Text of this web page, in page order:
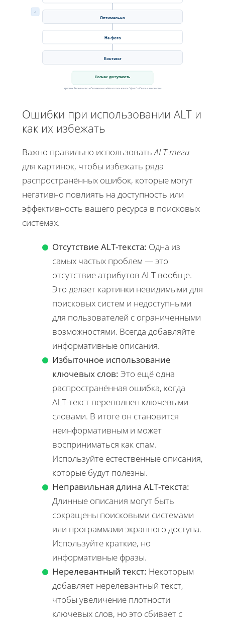
Оптимально
Не фото
Контекст
✓
Польза: доступность
Кратко • Релевантно • Оптимально • Не использовать "фото" • Связь с контентом
Ошибки при использовании ALT и
как их избежать
Важно правильно использоватьALT-теги
для картинок, чтобы избежать ряда
распространённых ошибок, которые могут
негативно повлиять на доступность или
эффективность вашего ресурса в поисковых
системах.
Отсутствие ALT-текста: Одна из
самых частых проблем — это
отсутствие атрибутов ALT вообще.
Это делает картинки невидимыми для
поисковых систем и недоступными
для пользователей с ограниченными
возможностями. Всегда добавляйте
информативные описания.
Избыточное использование
ключевых слов: Это ещё одна
распространённая ошибка, когда
ALT-текст переполнен ключевыми
словами. В итоге он становится
неинформативным и может
восприниматься как спам.
Используйте естественные описания,
которые будут полезны.
Неправильная длина ALT-текста:
Длинные описания могут быть
сокращены поисковыми системами
или программами экранного доступа.
Используйте краткие, но
информативные фразы.
Нерелевантный текст: Некоторым
добавляет нерелевантный текст,
чтобы увеличение плотности
ключевых слов, но это сбивает с